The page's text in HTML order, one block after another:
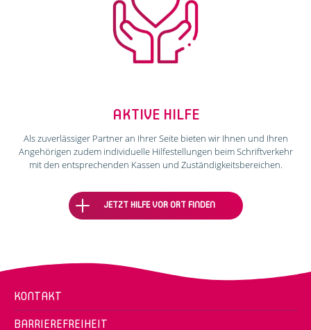
AKTIVE HILFE
Als zuverlässiger Partner an Ihrer Seite bieten wir Ihnen und Ihren
Angehörigen zudem individuelle Hilfestellungen beim Schriftverkehr
mit den entsprechenden Kassen und Zuständigkeitsbereichen.
JETZT HILFE VOR ORT FINDEN
KONTAKT
BARRIEREFREIHEIT